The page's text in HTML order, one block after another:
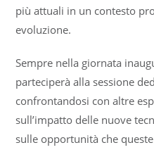
più attuali in un contesto
evoluzione.
Sempre nella giornata
parteciperà alla sessione
confrontandosi con altre
sull’impatto delle nuove
sulle opportunità che